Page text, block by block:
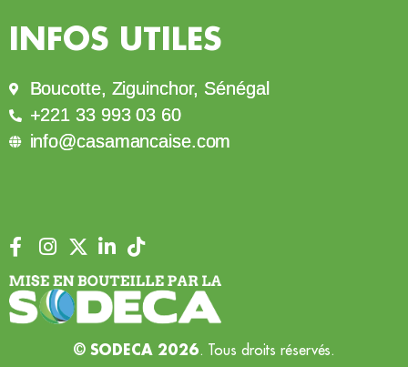
INFOS UTILES
Boucotte, Ziguinchor, Sénégal
+221 33 993 03 60
info@casamancaise.com
© SODECA 2026. Tous droits réservés.